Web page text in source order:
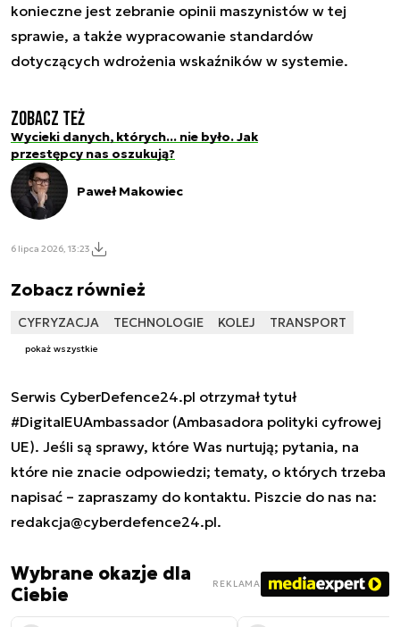
konieczne jest zebranie opinii maszynistów w tej
sprawie, a także wypracowanie standardów
dotyczących wdrożenia wskaźników w systemie.
Zobacz też
Wycieki danych, których... nie było. Jak
przestępcy nas oszukują?
Paweł Makowiec
6 lipca 2026, 13:23
Zobacz również
CYFRYZACJA TECHNOLOGIE KOLEJ TRANSPORT
pokaż wszystkie
Serwis CyberDefence24.pl otrzymał tytuł
#DigitalEUAmbassador (Ambasadora polityki cyfrowej
UE). Jeśli są sprawy, które Was nurtują; pytania, na
które nie znacie odpowiedzi; tematy, o których trzeba
napisać – zapraszamy do kontaktu. Piszcie do nas na:
redakcja@cyberdefence24.pl.
Wybrane okazje dla
Ciebie
REKLAMA